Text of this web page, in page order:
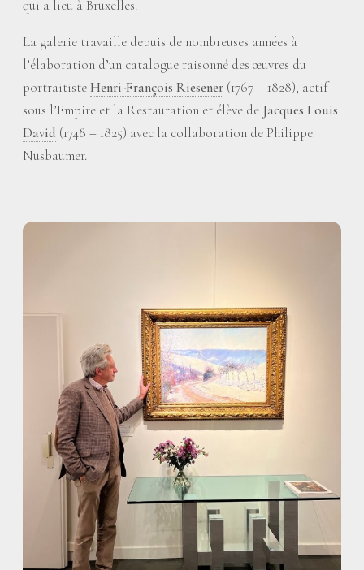
qui a lieu à Bruxelles.
La galerie travaille depuis de nombreuses années à
l’élaboration d’un catalogue raisonné des œuvres du
portraitisteHenri-François Riesener (1767 – 1828), actif
sous l’Empire et la Restauration et élève de Jacques Louis
David (1748 – 1825) avec la collaboration de Philippe
Nusbaumer.